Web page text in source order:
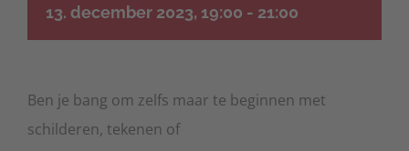
13. december 2023, 19:00 - 21:00
Ben je bang om zelfs maar te beginnen met
schilderen, tekenen of